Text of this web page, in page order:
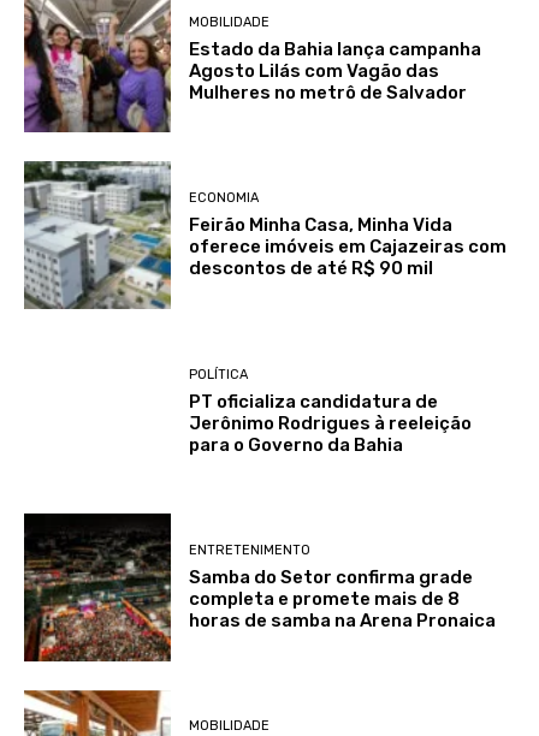
MOBILIDADE
Estado da Bahia lança campanha
Agosto Lilás com Vagão das
Mulheres no metrô de Salvador
ECONOMIA
Feirão Minha Casa, Minha Vida
oferece imóveis em Cajazeiras com
descontos de até R$ 90 mil
POLÍTICA
PT oficializa candidatura de
Jerônimo Rodrigues à reeleição
para o Governo da Bahia
ENTRETENIMENTO
Samba do Setor confirma grade
completa e promete mais de 8
horas de samba na Arena Pronaica
MOBILIDADE